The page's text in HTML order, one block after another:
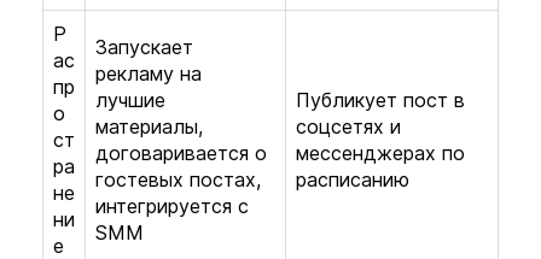
Р
ас
пр
о
ст
ра
не
ни
е
Запускает
рекламу на
лучшие
материалы,
договаривается о
гостевых постах,
интегрируется с
SMM
Публикует пост в
соцсетях и
мессенджерах по
расписанию